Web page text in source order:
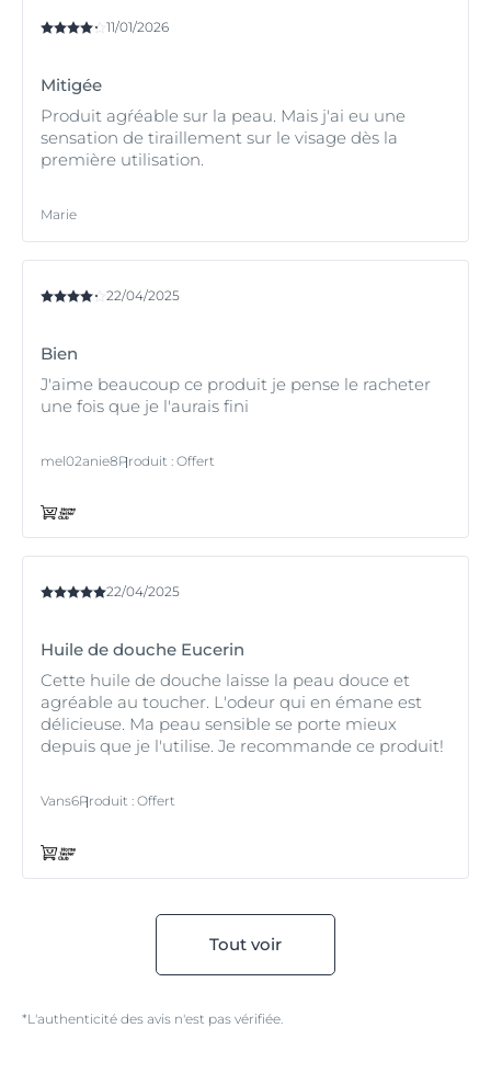
11/01/2026
Mitigée
Produit agŕéable sur la peau. Mais j'ai eu une
sensation de tiraillement sur le visage dès la
première utilisation.
Marie
22/04/2025
Bien
J'aime beaucoup ce produit je pense le racheter
une fois que je l'aurais fini
mel02anie8Produit : Offert
22/04/2025
Huile de douche Eucerin
Cette huile de douche laisse la peau douce et
agréable au toucher. L'odeur qui en émane est
délicieuse. Ma peau sensible se porte mieux
depuis que je l'utilise. Je recommande ce produit!
Vans6Produit : Offert
Tout voir
*L'authenticité des avis n'est pas vérifiée.